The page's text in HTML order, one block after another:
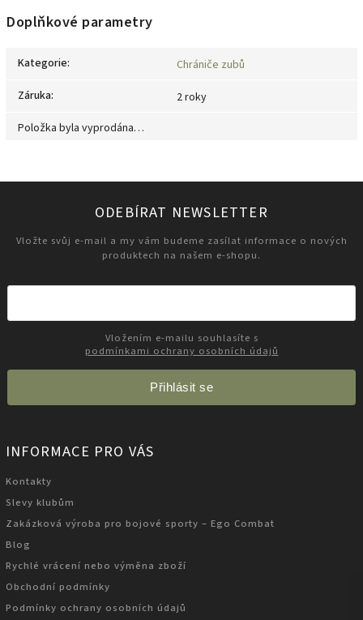
Doplňkové parametry
Kategorie:
Chrániče zubů
Záruka:
2 roky
Položka byla vyprodána…
ODEBÍRAT NEWSLETTER
Vložte svůj e-mail a my vám budeme zasílat informace o nových
produktech na našem e-shopu.
podmínkami ochrany osobních údajů
Přihlásit se
INFORMACE PRO VÁS
Kontakty
Slevy klubům
Zakázková výroba pro bojové sporty – Ego Combat
Blog
Rychlé vrácení nebo výměna zboží
Obchodní podmínky
Podmínky ochrany osobních údajů